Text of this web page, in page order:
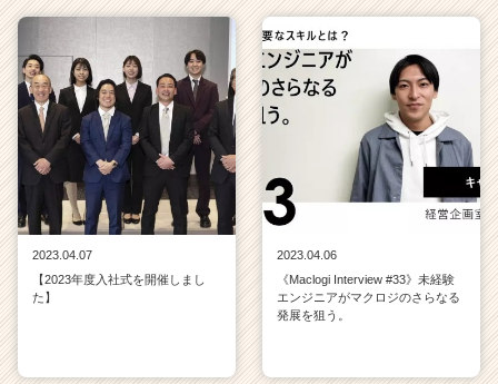
2023.04.07
【2023年度入社式を開催しまし
た】
2023.04.06
《Maclogi Interview #33》未経験
エンジニアがマクロジのさらなる
発展を狙う。